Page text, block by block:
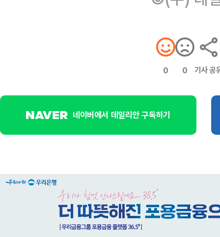
0 0 기사 공
네이버에서 데일리안 구독하기